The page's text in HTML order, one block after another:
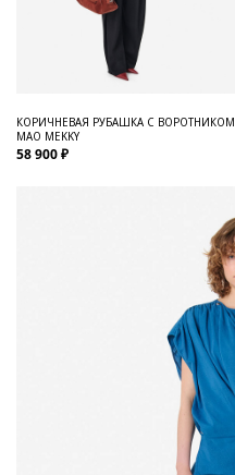
КОРИЧНЕВАЯ РУБАШКА С ВОРОТНИКОМ
МАО MEKKY
58 900 ₽